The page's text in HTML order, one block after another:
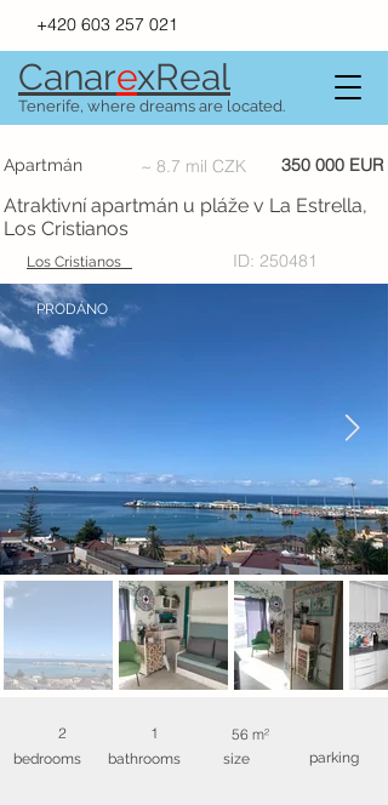
+420 603 257 021
CanarexReal
Tenerife, where dreams are located.
Apartmán ~ 8.7 mil CZK 350 000 EUR
Atraktivní apartmán u pláže v La Estrella,
Los Cristianos
Los Cristianos ID: 250481
PRODÁNO
2
bedrooms
1
bathrooms
56 m²
size parking